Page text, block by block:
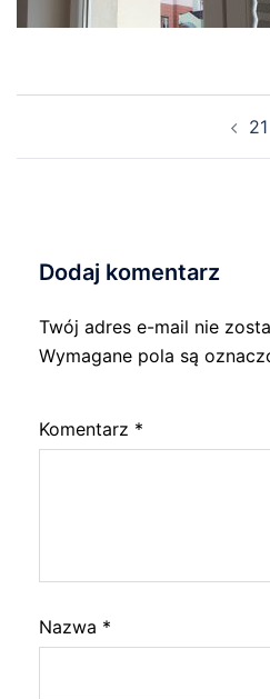
21
Dodaj komentarz
Twój adres e-mail nie
Wymagane pola są
Komentarz *
Nazwa *